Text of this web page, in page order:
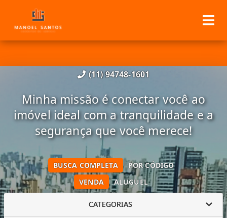
(11) 94748-1601
Minha missão é conectar você ao
imóvel ideal com a tranquilidade e a
segurança que você merece!
VENDA ALUGUEL
BUSCA COMPLETA POR CÓDIGO
CATEGORIAS